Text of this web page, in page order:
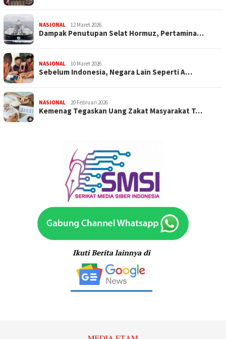
NASIONAL 12 Maret 2026
Dampak Penutupan Selat Hormuz, Pertamina…
NASIONAL 10 Maret 2026
Sebelum Indonesia, Negara Lain Seperti A…
NASIONAL 20 Februari 2026
Kemenag Tegaskan Uang Zakat Masyarakat T…